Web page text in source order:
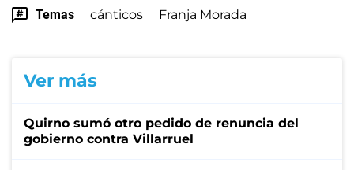
Temas cánticos Franja Morada
Ver más
Quirno sumó otro pedido de renuncia del
gobierno contra Villarruel